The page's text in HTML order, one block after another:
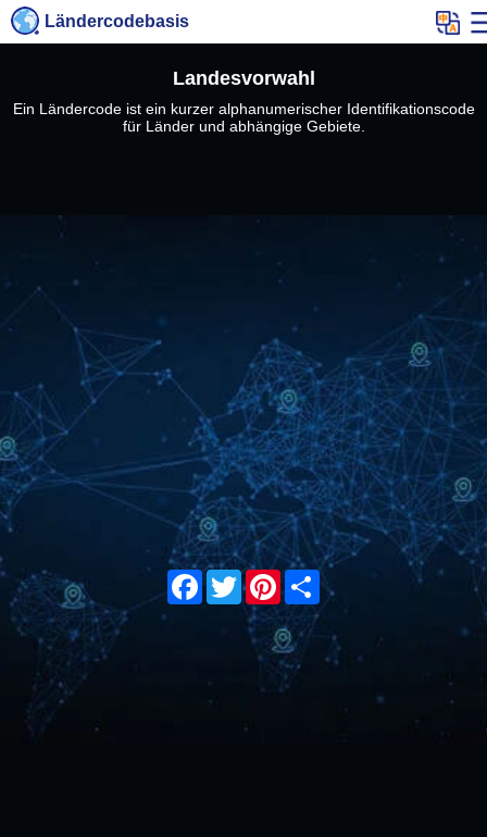
Ländercodebasis
Landesvorwahl
Ein Ländercode ist ein kurzer alphanumerischer Identifikationscode
für Länder und abhängige Gebiete.
Facebook
TwitterPinterest
Share